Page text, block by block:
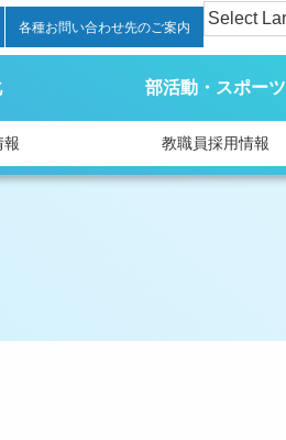
各種お問い合わせ先のご案内
部活動・スポーツ
報 教職員採用情報